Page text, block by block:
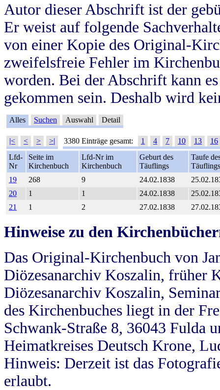
Autor dieser Abschrift ist der
Er weist auf folgende
von einer Kopie des Original-
zweifelsfreie Fehler im
worden. Bei der Abschrift kann
gekommen sein. Deshalb wird
Alles Suchen Auswahl Detail
|< < > >| 3380 Einträge gesamt: 1 4 7 10 13
16
Lfd-
Nr
Seite im
Kirchenbuch
Lfd-Nr im
Kirchenbuch
Geburt des
Täuflings
Taufe
Täuflings
19
268 9 24.02.1838
20
1 1 24.02.1838
21
1 2 27.02.1838
Hinweise zu den
Das Original-Kirchenbuch von
Diözesanarchiv Koszalin, früher
Diözesanarchiv Koszalin,
des Kirchenbuches liegt in der
Schwank-Straße 8, 36043 Fulda
Heimatkreises Deutsch Krone,
Hinweis: Derzeit ist das
erlaubt.